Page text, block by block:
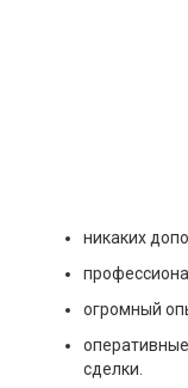
никаких
огромный
сделки.